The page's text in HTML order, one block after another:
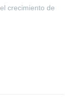
crecimiento de